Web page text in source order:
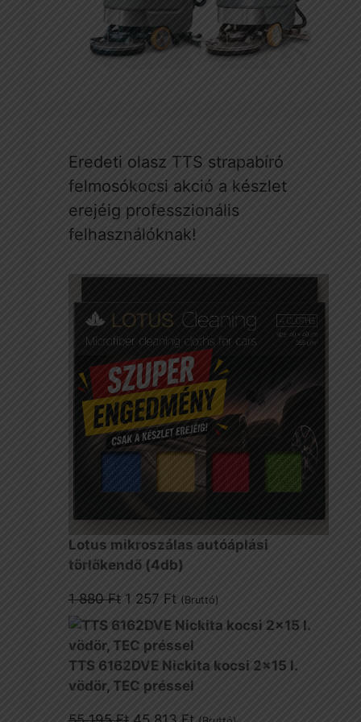
Eredeti olasz TTS strapabíró
felmosókocsi akció a készlet
erejéig professzionális
felhasználóknak!
Lotus mikroszálas autóáplási
törlőkendő (4db)
1 880Ft Original
price
was:
1
880 Ft.
1 257 FtCurrent
price
1
257 Ft.
(Bruttó)
TTS 6162DVE Nickita kocsi 2x15 l.
vödör, TEC préssel
Original
Current